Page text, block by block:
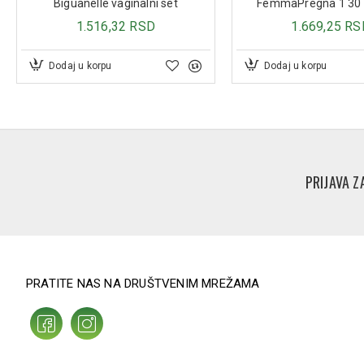
Biguanelle vaginalni set
1.516,32 RSD
Dodaj u korpu
FemmaPregna 1 30
1.669,25
Dodaj u korpu
PRIJAVA
PRATITE NAS NA DRUŠTVENIM MREŽAMA